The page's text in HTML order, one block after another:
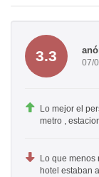
3.3 07/
Lo mejor el
metro ,
Lo que menos
hotel estaban